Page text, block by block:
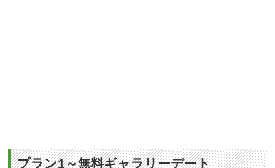
プラン1～無料ギャラリーデート